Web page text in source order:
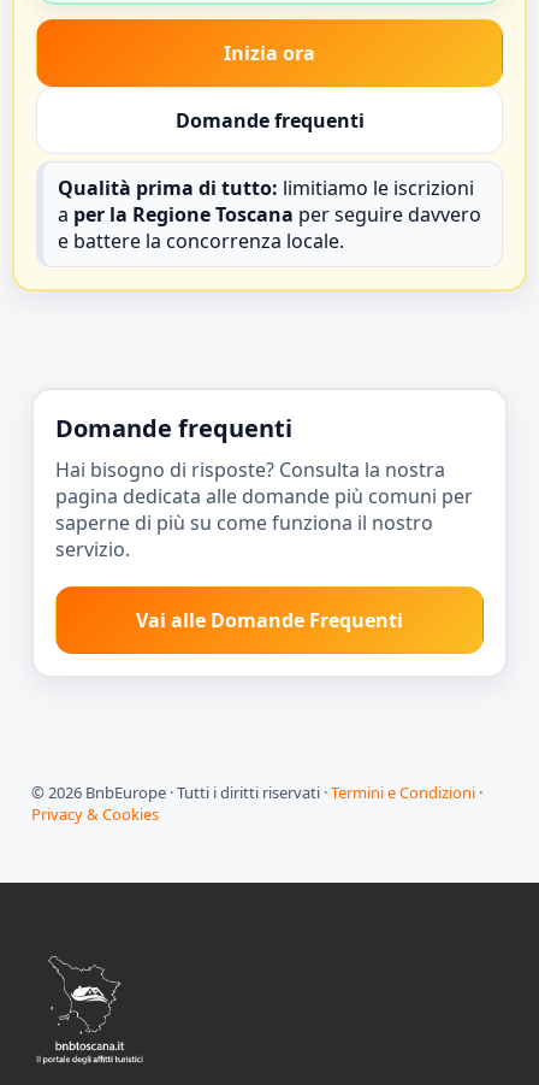
Inizia ora
Domande frequenti
Qualità prima di tutto: limitiamo le iscrizioni
a per la Regione Toscana per seguire davvero
e battere la concorrenza locale.
Domande frequenti
Hai bisogno di risposte? Consulta la nostra
pagina dedicata alle domande più comuni per
saperne di più su come funziona il nostro
servizio.
Vai alle Domande Frequenti
© 2026 BnbEurope · Tutti i diritti riservati ·Termini e Condizioni ·
Privacy & Cookies